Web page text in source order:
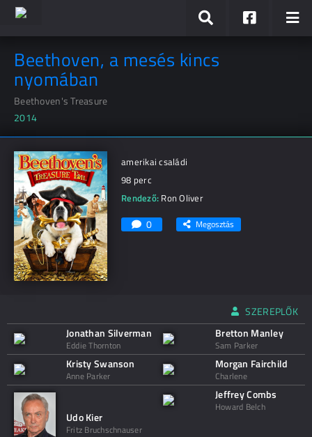
Beethoven, a mesés kincs
nyomában
Beethoven's Treasure
2014
amerikai családi
98 perc
Rendező: Ron Oliver
0 Megosztás
SZEREPLŐK
Jonathan Silverman
Eddie Thornton
Bretton Manley
Sam Parker
Kristy Swanson
Anne Parker
Morgan Fairchild
Charlene
Udo Kier
Fritz Bruchschnauser
Jeffrey Combs
Howard Belch